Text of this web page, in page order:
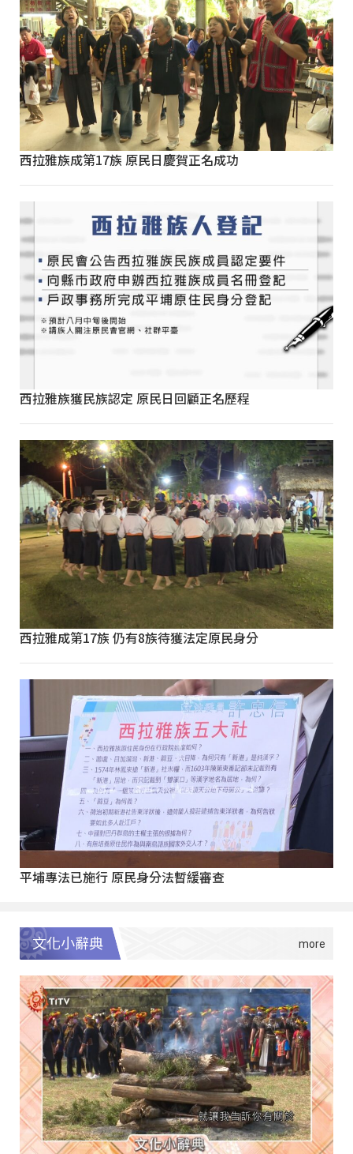
西拉雅族成第17族 原民日慶賀正名成功
西拉雅族獲民族認定 原民日回顧正名歷程
西拉雅成第17族 仍有8族待獲法定原民身分
平埔專法已施行 原民身分法暫緩審查
文化小辭典